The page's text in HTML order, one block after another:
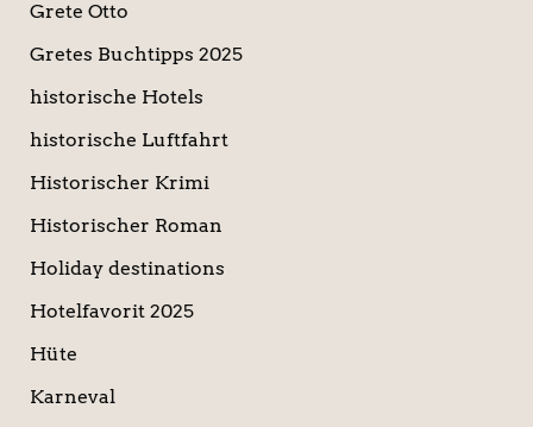
Grete Otto
Gretes Buchtipps 2025
historische Hotels
historische Luftfahrt
Historischer Krimi
Historischer Roman
Holiday destinations
Hotelfavorit 2025
Hüte
Karneval